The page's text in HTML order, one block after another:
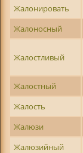
Жалонировать
Жалоносный
Жалостливый
Жалостный
Жалость
Жалюзи
Жалюзийный